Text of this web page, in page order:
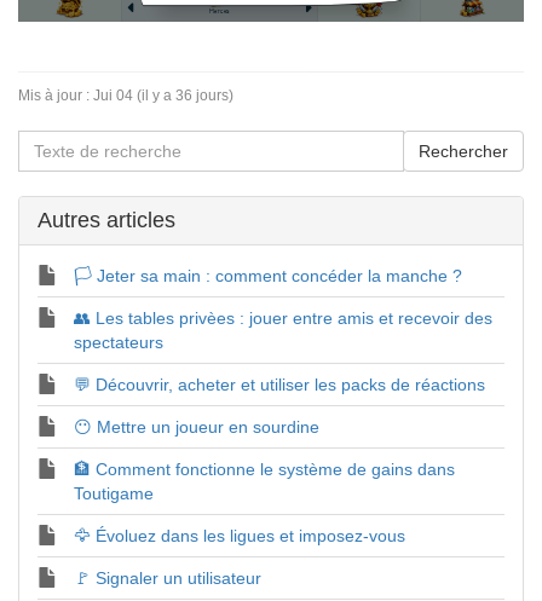
Mis à jour : Jui 04 (il y a 36 jours)
Autres articles
🏳️ Jeter sa main : comment concéder la manche ?
👥 Les tables privèes : jouer entre amis et recevoir des
spectateurs
💬 Découvrir, acheter et utiliser les packs de réactions
😶 Mettre un joueur en sourdine
🏦 Comment fonctionne le système de gains dans
Toutigame
🦅 Évoluez dans les ligues et imposez-vous
🚩 Signaler un utilisateur